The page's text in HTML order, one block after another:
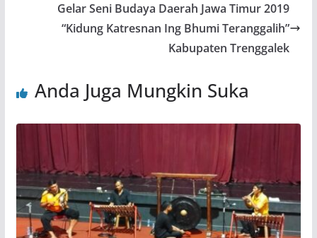
Gelar Seni Budaya Daerah Jawa Timur 2019
“Kidung Katresnan Ing Bhumi Teranggalih”
Kabupaten Trenggalek
Anda Juga Mungkin Suka